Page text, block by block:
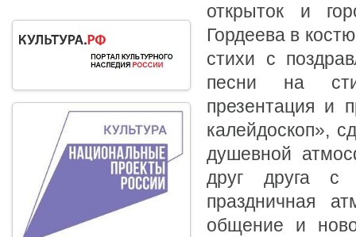
открыток и
Гордеева в
стихи с
песни на
презентация и
калейдоскоп»,
душевной
друг друга с
праздничная
общение и